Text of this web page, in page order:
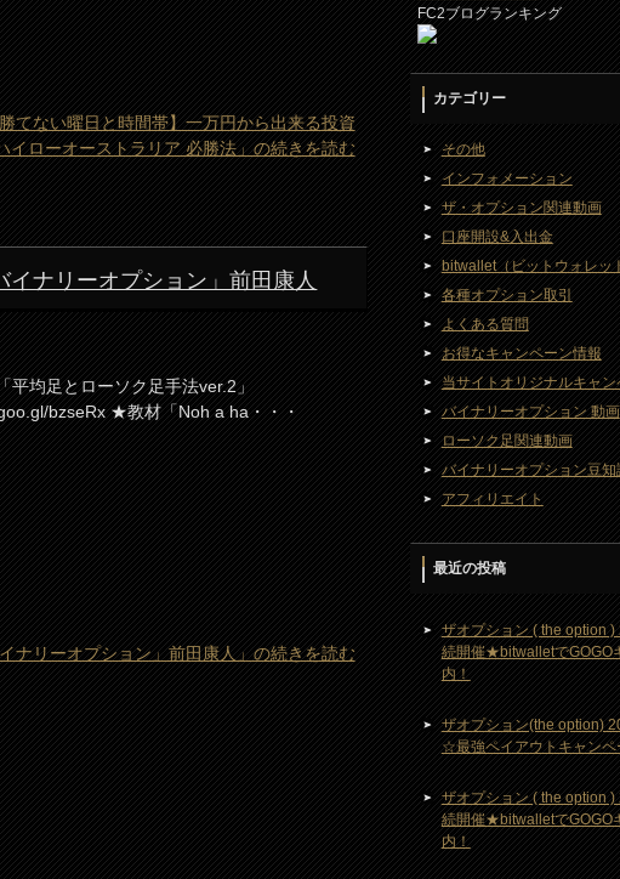
てない曜日と時間帯】一万円から出来る投資
イローオーストラリア 必勝法」の続きを読む
イナリーオプション」前田康人
平均足とローソク足手法ver.2」
bzseRx ★教材「Noh a ha・・・
ナリーオプション」前田康人」の続きを読む
FC2ブログランキング
カテゴリー
その他
インフォメーション
ザ・オプション関連動画
口座開設&入出金
bitwallet（ビットウォレッ
各種オプション取引
よくある質問
お得なキャンペーン情報
当サイトオリジナルキャン
バイナリーオプション 動画
ローソク足関連動画
バイナリーオプション豆知
アフィリエイト
最近の投稿
ザオプション ( the option
続開催★bitwalletでGOGO
内！
ザオプション(the option)
☆最強ペイアウトキャンペ
ザオプション ( the option
続開催★bitwalletでGOGO
内！